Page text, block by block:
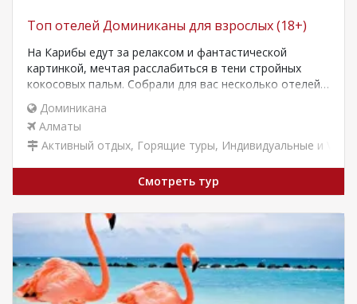
Топ отелей Доминиканы для взрослых (18+)
На Карибы едут за релаксом и фантастической
картинкой, мечтая расслабиться в тени стройных
кокосовых пальм. Собрали для вас несколько отелей…
Доминикана
Алматы
Активный отдых, Горящие туры, Индивидуальные и VIP
Смотреть тур